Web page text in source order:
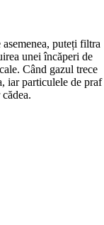
puteți filtra
unei încăperi de
Când gazul trece
iar particulele de praf